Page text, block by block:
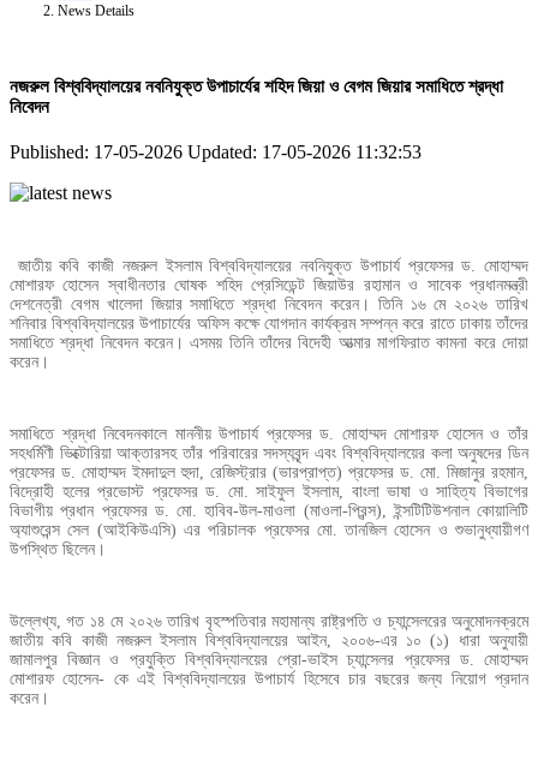
News Details
নজরুল বিশ্ববিদ্যালয়ের নবনিযুক্ত উপাচার্যের শহিদ জিয়া ও বেগম জিয়ার সমাধিতে শ্রদ্ধা
নিবেদন
Published: 17-05-2026 Updated: 17-05-2026 11:32:53
জাতীয় কবি কাজী নজরুল ইসলাম বিশ্ববিদ্যালয়ের নবনিযুক্ত উপাচার্য প্রফেসর ড. মোহাম্মদ
মোশারফ হোসেন স্বাধীনতার ঘোষক শহিদ প্রেসিডেন্ট জিয়াউর রহামান ও সাবেক প্রধানমন্ত্রী
দেশনেত্রী বেগম খালেদা জিয়ার সমাধিতে শ্রদ্ধা নিবেদন করেন। তিনি ১৬ মে ২০২৬ তারিখ
শনিবার বিশ্ববিদ্যালয়ের উপাচার্যের অফিস কক্ষে যোগদান কার্যক্রম সম্পন্ন করে রাতে ঢাকায় তাঁদের
সমাধিতে শ্রদ্ধা নিবেদন করেন। এসময় তিনি তাঁদের বিদেহী আত্মার মাগফিরাত কামনা করে দোয়া
করেন।
সমাধিতে শ্রদ্ধা নিবেদনকালে মাননীয় উপাচার্য প্রফেসর ড. মোহাম্মদ মোশারফ হোসেন ও তাঁর
সহধর্মিণী ভিক্টোরিয়া আক্তারসহ তাঁর পরিবারের সদস্যবৃন্দ এবং বিশ্ববিদ্যালয়ের কলা অনুষদের ডিন
প্রফেসর ড. মোহাম্মদ ইমদাদুল হুদা, রেজিস্ট্রার (ভারপ্রাপ্ত) প্রফেসর ড. মো. মিজানুর রহমান,
বিদ্রোহী হলের প্রভোস্ট প্রফেসর ড. মো. সাইফুল ইসলাম, বাংলা ভাষা ও সাহিত্য বিভাগের
বিভাগীয় প্রধান প্রফেসর ড. মো. হাবিব-উল-মাওলা (মাওলা-প্রিন্স), ইন্সটিটিউশনাল কোয়ালিটি
অ্যাশুরেন্স সেল (আইকিউএসি) এর পরিচালক প্রফেসর মো. তানজিল হোসেন ও শুভানুধ্যায়ীগণ
উপস্থিত ছিলেন।
উল্লেখ্য, গত ১৪ মে ২০২৬ তারিখ বৃহস্পতিবার মহামান্য রাষ্ট্রপতি ও চ্যান্সেলরের অনুমোদনক্রমে
জাতীয় কবি কাজী নজরুল ইসলাম বিশ্ববিদ্যালয়ের আইন, ২০০৬-এর ১০ (১) ধারা অনুযায়ী
জামালপুর বিজ্ঞান ও প্রযুক্তি বিশ্ববিদ্যালয়ের প্রো-ভাইস চ্যান্সেলর প্রফেসর ড. মোহাম্মদ
মোশারফ হোসেন- কে এই বিশ্ববিদ্যালয়ের উপাচার্য হিসেবে চার বছরের জন্য নিয়োগ প্রদান
করেন।